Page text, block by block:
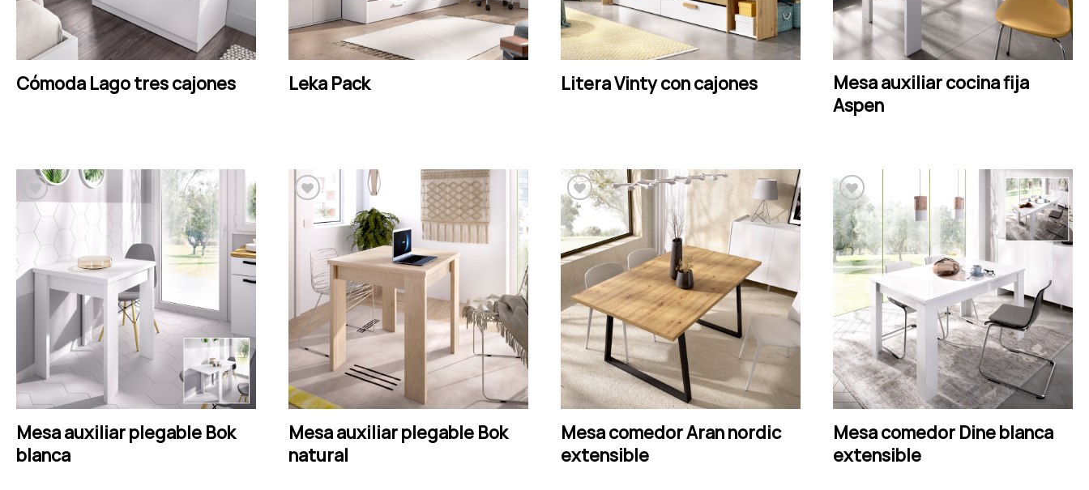
Cómoda Lago tres cajones
LEER MÁS Leka Pack Litera Vinty con cajones
LEER MÁS
Mesa auxiliar cocina fija
Aspen
LEER MÁS
Añadir a la lista de
deseos
Mesa auxiliar plegable Bok
blanca
LEER MÁS
Añadir a la lista de
deseos
Mesa auxiliar plegable Bok
natural
LEER MÁS
Añadir a la lista de
deseos
Mesa comedor Aran nordic
extensible
LEER MÁS
Añadir a la lista de
deseos
Mesa comedor Dine blanca
extensible
LEER MÁS